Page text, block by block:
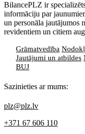
BilancePLZ ir
informāciju par
un personāla jautājumos
revidentiem un citiem
Grāmatvedība
Jautājumi un atbildes
BUJ
Sazinieties ar mums:
plz@plz.lv
+371 67 606 110